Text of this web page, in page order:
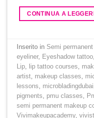
CONTINUA A
Inserito in Semi
eyeliner, Eyeshadow tattoo
Lip
lip tattoo courses
artist makeup classes
lessons
microbladingdubai
pigments
pmu classes
semi permanent makeup
Vivimakeupacademy,